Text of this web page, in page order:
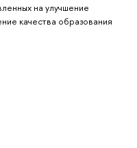
на улучшение
качества образования